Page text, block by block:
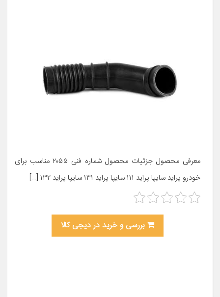
معرفی محصول جزئیات محصول شماره فنی ۲۰۵۵ مناسب برای
خودرو پراید سایپا پراید ۱۱۱ سایپا پراید ۱۳۱ سایپا پراید ۱۳۲ […]
بررسی و خرید در دیجی کالا